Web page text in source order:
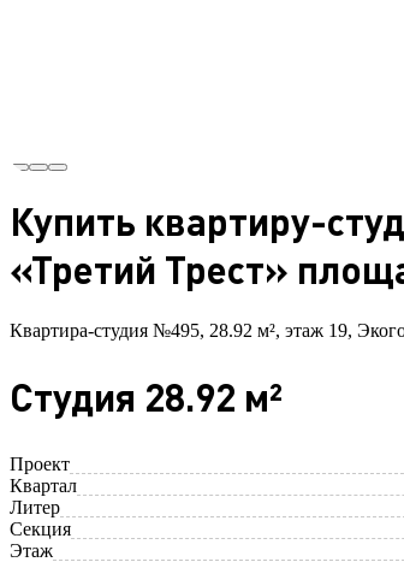
Купить квартиру-
«Третий Трест»
Квартира-студия №495, 28.92 м², этаж 19,
Студия 28.92 м²
Проект
Квартал
Литер
Секция
Этаж